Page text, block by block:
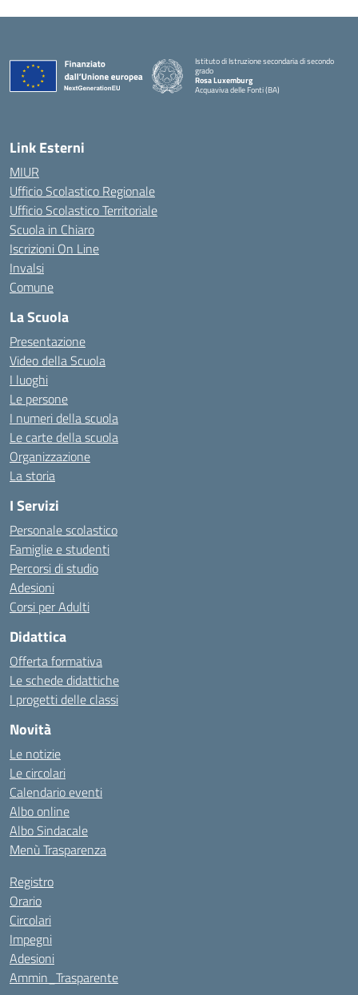
Istituto di Istruzione secondaria di secondo
grado
Rosa Luxemburg
Acquaviva delle Fonti (BA)
Link Esterni
MIUR
Ufficio Scolastico Regionale
Ufficio Scolastico Territoriale
Scuola in Chiaro
Iscrizioni On Line
Invalsi
Comune
La Scuola
Presentazione
Video della Scuola
I luoghi
Le persone
I numeri della scuola
Le carte della scuola
Organizzazione
La storia
I Servizi
Personale scolastico
Famiglie e studenti
Percorsi di studio
Adesioni
Corsi per Adulti
Didattica
Offerta formativa
Le schede didattiche
I progetti delle classi
Novità
Le notizie
Le circolari
Calendario eventi
Albo online
Albo Sindacale
Menù Trasparenza
Registro
Orario
Circolari
Impegni
Adesioni
Ammin_Trasparente